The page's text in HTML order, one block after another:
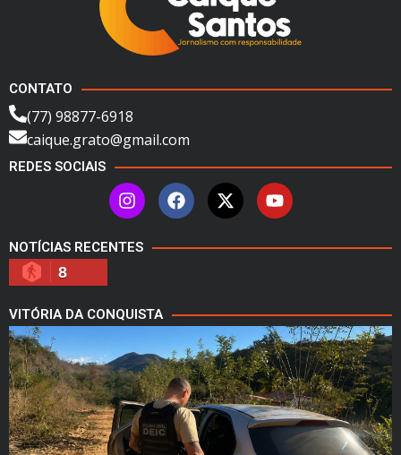
CONTATO
(77) 98877-6918
caique.grato@gmail.com
REDES SOCIAIS
NOTÍCIAS RECENTES
8
VITÓRIA DA CONQUISTA